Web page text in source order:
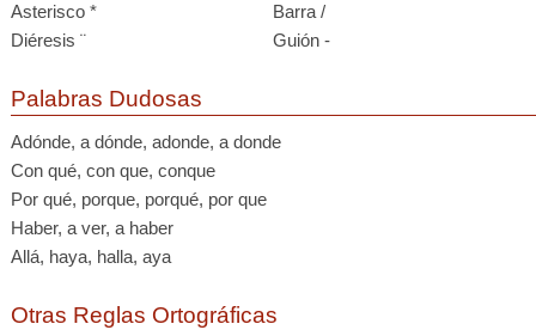
Asterisco *
Barra /
Diéresis ¨
Guión -
Palabras Dudosas
Adónde, a dónde, adonde, a donde
Con qué, con que, conque
Por qué, porque, porqué, por que
Haber, a ver, a haber
Allá, haya, halla, aya
Otras Reglas Ortográficas